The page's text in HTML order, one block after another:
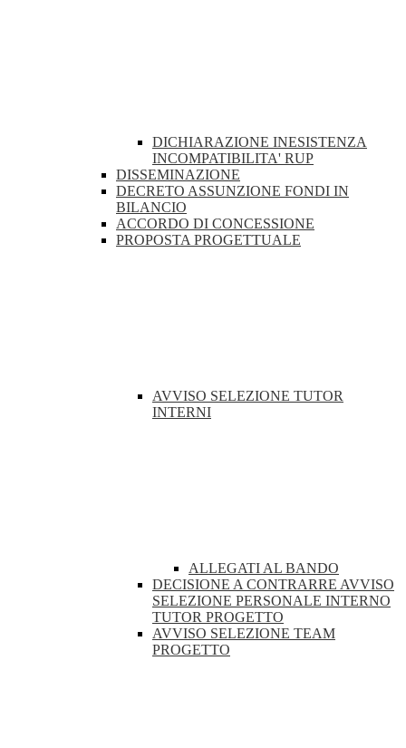
DICHIARAZIONE INESISTENZA
INCOMPATIBILITA' RUP
DISSEMINAZIONE
DECRETO ASSUNZIONE FONDI IN
BILANCIO
ACCORDO DI CONCESSIONE
PROPOSTA PROGETTUALE
AVVISO SELEZIONE TUTOR
INTERNI
ALLEGATI AL BANDO
DECISIONE A CONTRARRE AVVISO
SELEZIONE PERSONALE INTERNO
TUTOR PROGETTO
AVVISO SELEZIONE TEAM
PROGETTO